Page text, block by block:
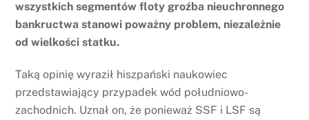
wszystkich segmentów floty groźba nieuchronnego
bankructwa stanowi poważny problem, niezależnie
od wielkości statku.
Taką opinię wyraził hiszpański naukowiec
przedstawiający przypadek wód południowo-
zachodnich. Uznał on, że ponieważ SSF i LSF są